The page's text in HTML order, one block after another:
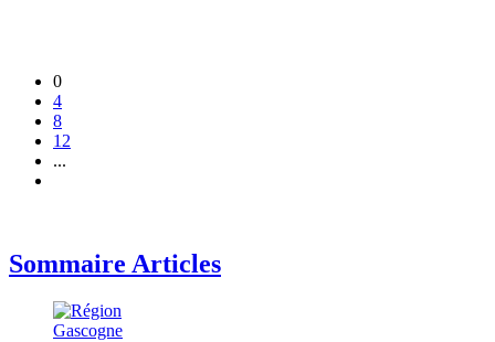
0
4
8
12
...
Sommaire Articles